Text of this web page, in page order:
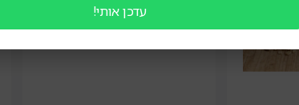
עדכן אותי!